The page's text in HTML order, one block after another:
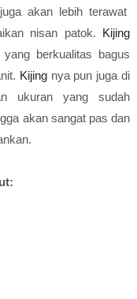
akan lebih terawat
nisan patok. Kijing
yang berkualitas bagus
Kijingnya pun juga di
ukuran yang sudah
akan sangat pas dan